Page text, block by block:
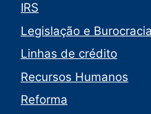
IRS
Legislação e
Linhas de crédito
Recursos Humanos
Reforma